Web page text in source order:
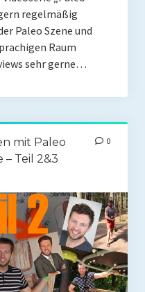
regelmäßig
Paleo Szene und
Raum
sehr gerne…
mit Paleo
Teil 2&3
0